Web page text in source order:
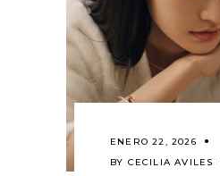
ENERO 22, 2026
BY CECILIA AVILES